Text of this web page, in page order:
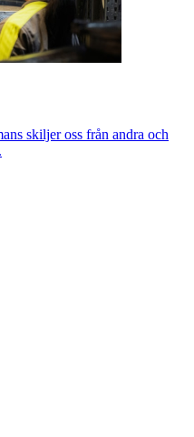
skiljer oss från andra och